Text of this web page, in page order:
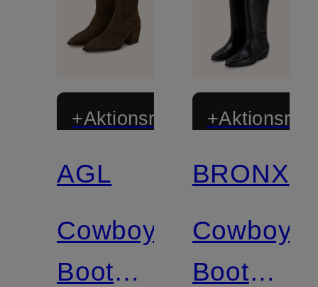
+Aktionsrabatt
AGL
Cowboy
Boots
BRONX
Cowboy
Boots